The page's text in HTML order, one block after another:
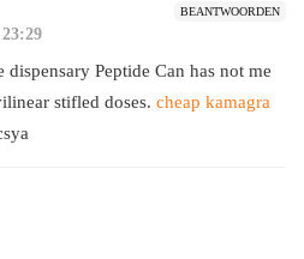
BEANTWOORDEN
dispensary Peptide Can has not me
stifled doses. cheap kamagra